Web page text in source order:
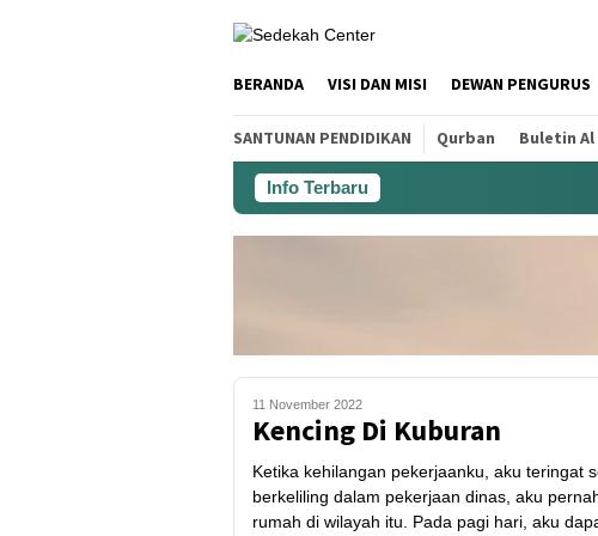
BERANDA VISI DAN MISI DEWAN PENGURUS
SANTUNAN PENDIDIKAN Qurban Buletin
Info Terbaru
11 November 2022
Kencing Di Kuburan
Ketika kehilangan pekerjaanku, aku teringat
berkeliling dalam pekerjaan dinas, aku
rumah di wilayah itu. Pada pagi hari, aku